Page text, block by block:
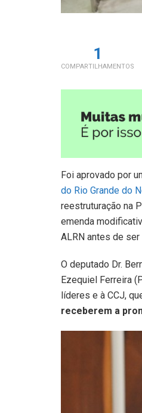
1
COMPARTILHAMENTOS
Foi aprovado por
do Rio Grande do
reestruturação na
emenda
ALRN antes de
O deputado Dr.
Ezequiel Ferreira
líderes e à CCJ,
receberem a